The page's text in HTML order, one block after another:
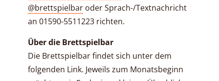
@brettspielbar oder Sprach-/Textnachricht
an 01590-5511223 richten.
Über die Brettspielbar
Die Brettspielbar findet sich unter dem
folgenden Link. Jeweils zum Monatsbeginn